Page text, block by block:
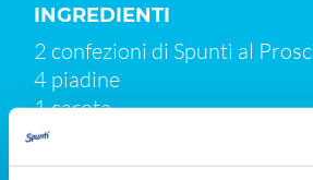
INGREDIENTI
2 confezioni di Spuntì al
4 piadine
1 carota
4 foglie di lattuga tagliate a
Una manciata di fragole e